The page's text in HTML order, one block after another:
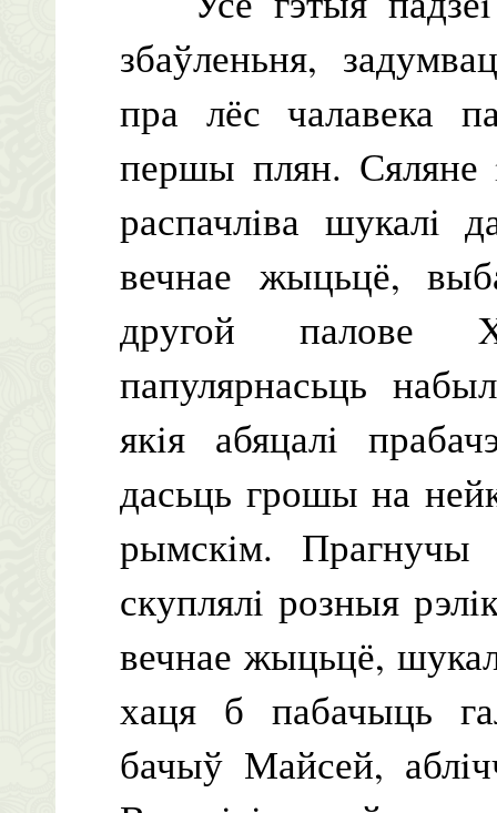
збаўленьня,
пра лёс чалавека
першы плян.
распачлiва шукалi
вечнае жыцьцё,
другой палове
папулярнасьць
якiя абяцалi
дасьць грошы на
рымскiм. Прагнучы
скуплялi розныя
вечнае жыцьцё,
хаця б пабачыць
бачыў Майсей,